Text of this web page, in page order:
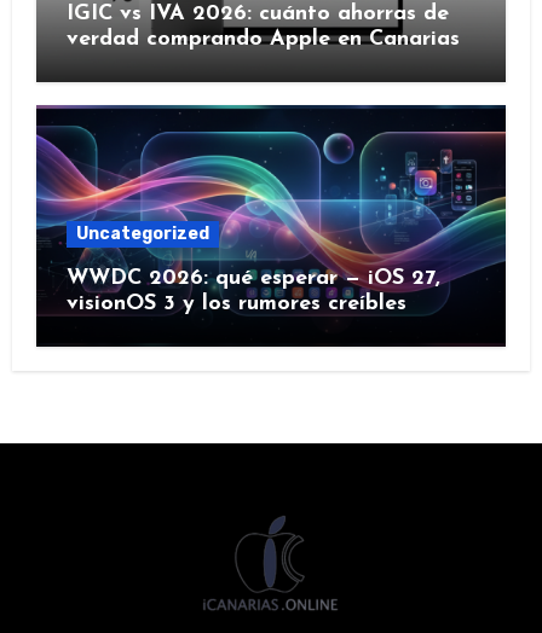
IGIC vs IVA 2026: cuánto ahorras de
verdad comprando Apple en Canarias
Uncategorized
WWDC 2026: qué esperar — iOS 27,
visionOS 3 y los rumores creíbles